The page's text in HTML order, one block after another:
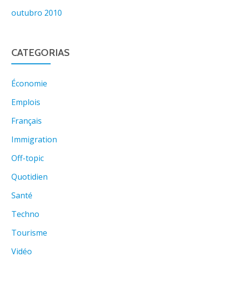
outubro 2010
CATEGORIAS
Économie
Emplois
Français
Immigration
Off-topic
Quotidien
Santé
Techno
Tourisme
Vidéo